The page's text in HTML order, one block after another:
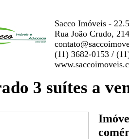
Sacco Imóveis -
Rua João Crudo,
(11) 3682-0153 /
3 suítes a